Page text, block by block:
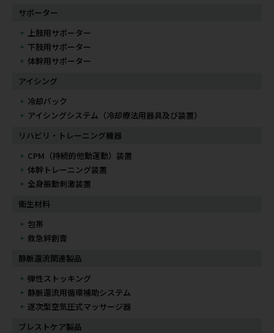
サポーター
上肢用サポーター
下肢用サポーター
体幹用サポーター
アイシング
冷却パック
アイシングシステム（冷却療法用器具及び装置）
リハビリ・トレーニング機器
CPM（持続的他動運動）装置
体幹トレーニング装置
全身振動刺激装置
衛生材料
包帯
救急絆創膏
静脈還流関連製品
弾性ストッキング
静脈還流用循環補助システム
逐次型空気圧式マッサージ器
ブレストケア製品